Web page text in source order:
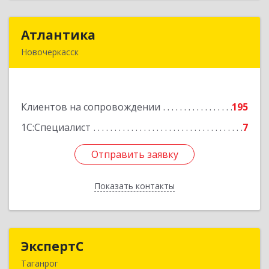
Атлантика
Новочеркасск
Клиентов на сопровождении
195
1С:Специалист
7
Отправить заявку
Показать контакты
Подробнее
Отправить заявку
Назад
ЭкспертС
Таганрог